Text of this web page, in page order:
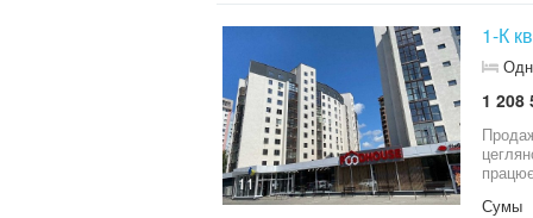
11
1-К
1 208
Продаж 1-
цегляного будинку. Не
працює.
Сумы